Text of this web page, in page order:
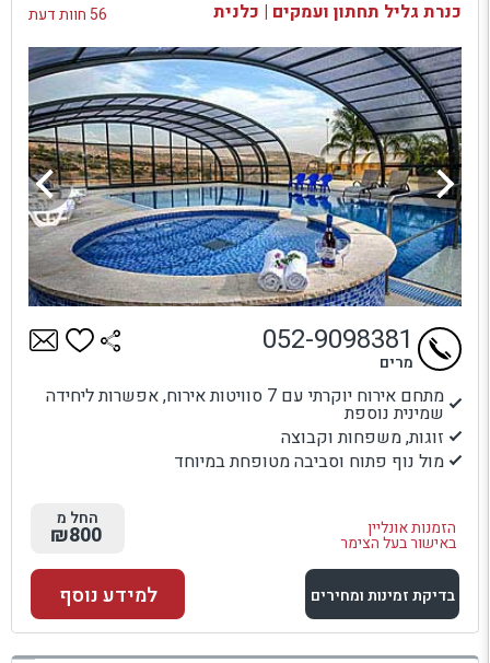
כנרת גליל תחתון ועמקים | כלנית 56 חוות דעת
מתחם אירוח יוקרתי עם 7 סוויטות אירוח, אפשרות ליחידה
שמינית נוספת
זוגות, משפחות וקבוצה
מול נוף פתוח וסביבה מטופחת במיוחד
הזמנות אונליין
באישור בעל הצימר
052-9098381
מרים
החל מ
₪800
בדיקת זמינות ומחירים
למתחם זה
למידע נוסף